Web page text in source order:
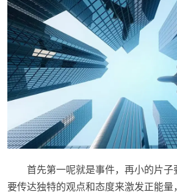
首先第一呢就是事件，再小的片子
要传达独特的观点和态度来激发正能量